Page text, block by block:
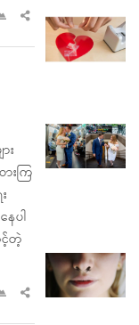
Share
post
း
းကြ
ပါ
တဲ့
Share